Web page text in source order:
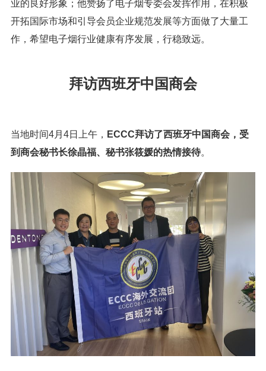
业的良好形象；他赞扬了电子烟专委会发挥作用，在积极
开拓国际市场和引导会员企业规范发展等方面做了大量工
作，希望电子烟行业健康有序发展，行稳致远。
拜访西班牙中国商会
当地时间4月4日上午， ECCC拜访了西班牙中国商会，受
到商会秘书长徐晶福、秘书张筱媛的热情接待。